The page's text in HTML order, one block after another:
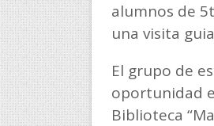
alumnos de
una visita
El grupo de
oportunidad
Biblioteca